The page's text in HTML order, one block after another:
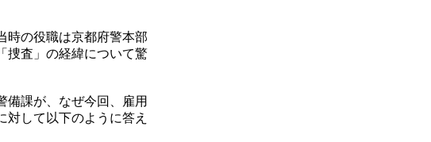
時の役職は京都府警本部
捜査」の経緯について驚
課が、なぜ今回、雇用
して以下のように答え